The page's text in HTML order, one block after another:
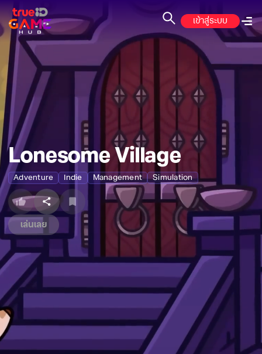
เข้าสู่ระบบ
Lonesome Village
Adventure Indie Management Simulation
เล่นเลย